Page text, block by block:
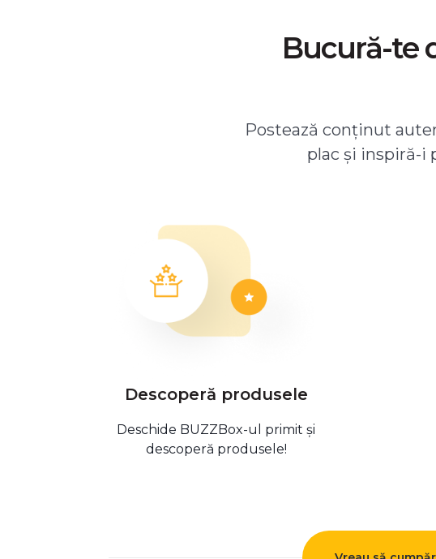
Bucură-te
Postează conținut
plac și inspiră-i
Descoperă produsele
Deschide BUZZBox-ul primit și
descoperă produsele!